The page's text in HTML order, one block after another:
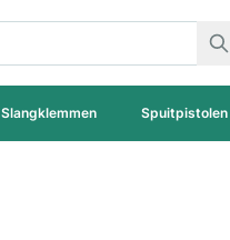
Slangklemmen Spuitpistolen